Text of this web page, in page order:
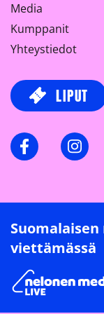
Media
Kumppanit
Yhteystiedot
LIPUT
Facebook
viettämässä